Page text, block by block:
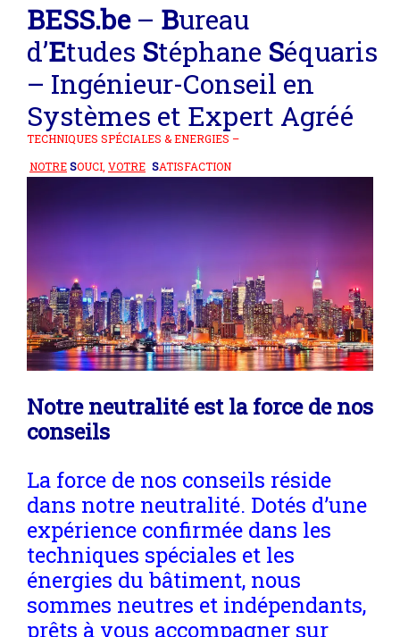
BESS.be– Bureau
d’Etudes Stéphane Séquaris
– Ingénieur-Conseil en
Systèmes et Expert Agréé
TECHNIQUES SPÉCIALES & ENERGIES –
NOTRESOUCI, VOTRE SATISFACTION
Notre neutralité est la force de nos
conseils
La force de nos conseils réside
dans notre neutralité. Dotés d’une
expérience confirmée dans les
techniques spéciales et les
énergies du bâtiment, nous
sommes neutres et indépendants,
prêts à vous accompagner sur